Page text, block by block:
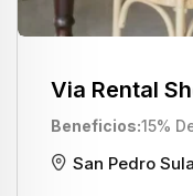
Via Rental
Beneficios 15%
San Pedro Sula